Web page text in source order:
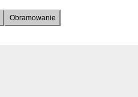
Obramowanie